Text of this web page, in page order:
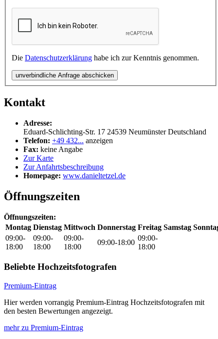
Die Datenschutzerklärung habe ich zur Kenntnis genommen.
unverbindliche Anfrage abschicken
Kontakt
Adresse:
Eduard-Schlichting-Str. 17 24539 Neumünster Deutschland
Telefon: +49 432... anzeigen
Fax: keine Angabe
Zur Karte
Zur Anfahrtsbeschreibung
Homepage: www.danieltetzel.de
Öffnungszeiten
Öffnungszeiten:
Montag Dienstag Mittwoch Donnerstag Freitag Samstag
09:00-
18:00
09:00-
18:00
09:00-
18:00
09:00-18:00
09:00-
18:00
Beliebte Hochzeitsfotografen
Premium-Eintrag
Hier werden vorrangig Premium-Eintrag Hochzeitsfotografen mit
den besten Bewertungen angezeigt.
mehr zu Premium-Eintrag